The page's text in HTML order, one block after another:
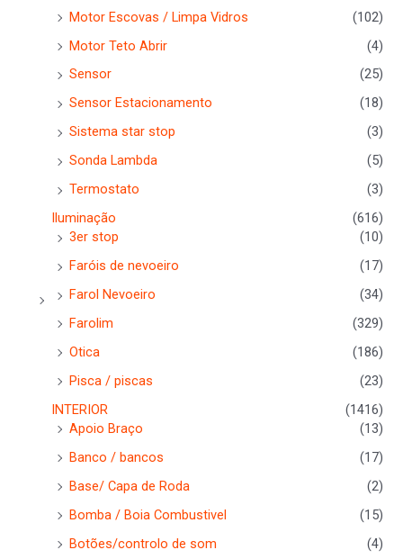
Motor Escovas / Limpa Vidros
(102)
Motor Teto Abrir
(4)
Sensor
(25)
Sensor Estacionamento
(18)
Sistema star stop
(3)
Sonda Lambda
(5)
Termostato
(3)
Iluminação
(616)
3er stop
(10)
Faróis de nevoeiro
(17)
Farol Nevoeiro
(34)
Farolim
(329)
Otica
(186)
Pisca / piscas
(23)
INTERIOR
(1416)
Apoio Braço
(13)
Banco / bancos
(17)
Base/ Capa de Roda
(2)
Bomba / Boia Combustivel
(15)
Botões/controlo de som
(4)